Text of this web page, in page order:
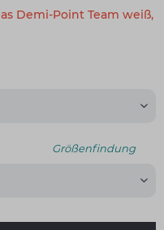
Demi-Point Team weiß,
Größenfindung